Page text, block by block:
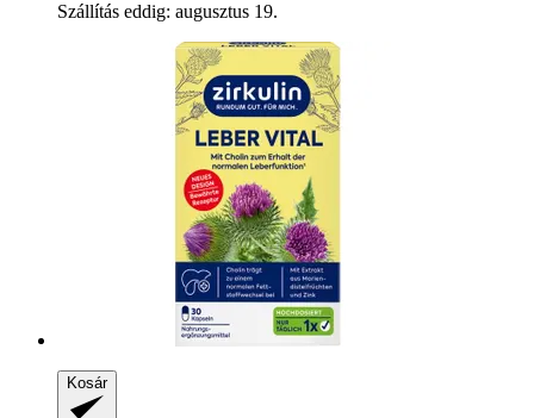
Szállítás eddig: augusztus 19.
Kosár